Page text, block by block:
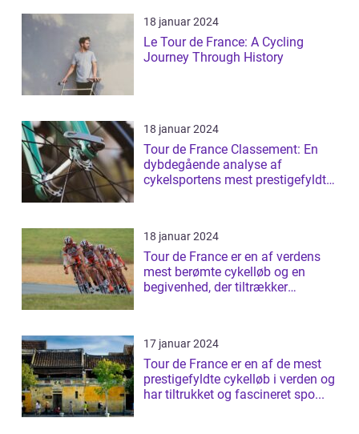
18 januar 2024
Le Tour de France: A Cycling
Journey Through History
18 januar 2024
Tour de France Classement: En
dybdegående analyse af
cykelsportens mest prestigefyldte
18 januar 2024
Tour de France er en af verdens
mest berømte cykelløb og en
begivenhed, der tiltrækker
17 januar 2024
Tour de France er en af de mest
prestigefyldte cykelløb i verden og
har tiltrukket og fascineret spo...